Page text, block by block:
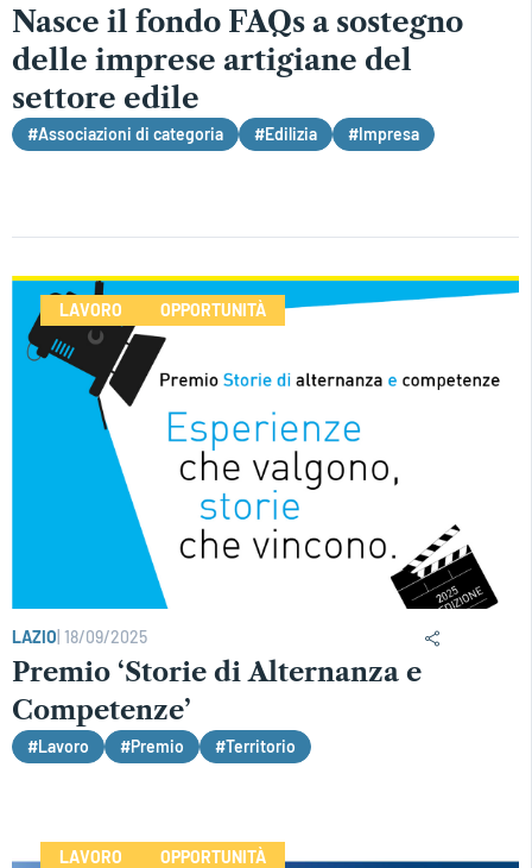
Nasce il fondo FAQs a sostegno
delle imprese artigiane del
settore edile
#Associazioni di categoria #Edilizia #Impresa
LAVORO OPPORTUNITÀ
LAZIO 18/09/2025
Premio ‘Storie di Alternanza e
Competenze’
#Lavoro #Premio #Territorio
LAVORO OPPORTUNITÀ